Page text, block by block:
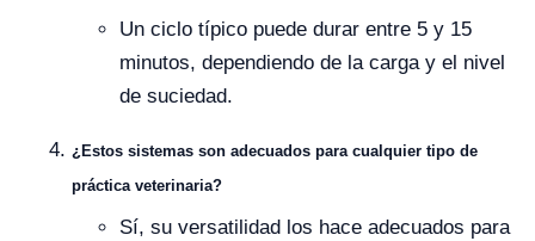
Un ciclo típico puede durar entre 5 y 15
minutos, dependiendo de la carga y el nivel
de suciedad.
¿Estos sistemas son adecuados para cualquier tipo de
práctica veterinaria?
Sí, su versatilidad los hace adecuados para